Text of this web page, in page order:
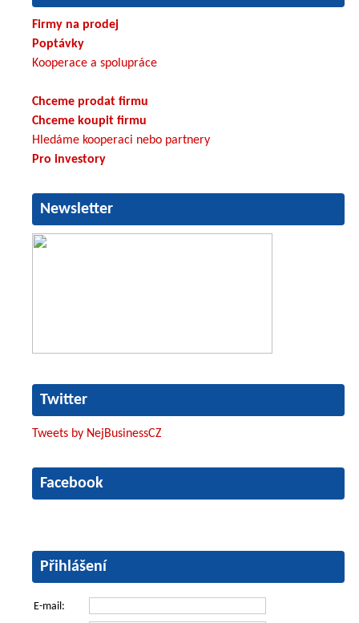
Firmy na prodej
Poptávky
Kooperace a spolupráce
Chceme prodat firmu
Chceme koupit firmu
Hledáme kooperaci nebo partnery
Pro investory
Newsletter
Twitter
Tweets by NejBusinessCZ
Facebook
Přihlášení
E-mail: